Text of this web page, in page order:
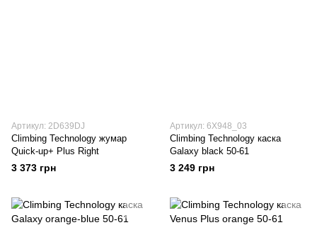
Артикул: 2D639DJ
Climbing Technology жумар
Quick-up+ Plus Right
3 373 грн
Артикул: 6X948_03
Climbing Technology каска
Galaxy black 50-61
3 249 грн